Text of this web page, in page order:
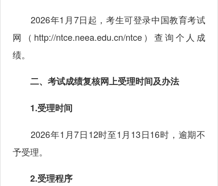
2026年1月7日起，考生可登录中国教育考试
网（ http://ntce.neea.edu.cn/ntce）查询个人成
绩。
二、考试成绩复核网上受理时间及办法
1.受理时间
2026年1月7日12时至1月13日16时，逾期不
予受理。
2.受理程序